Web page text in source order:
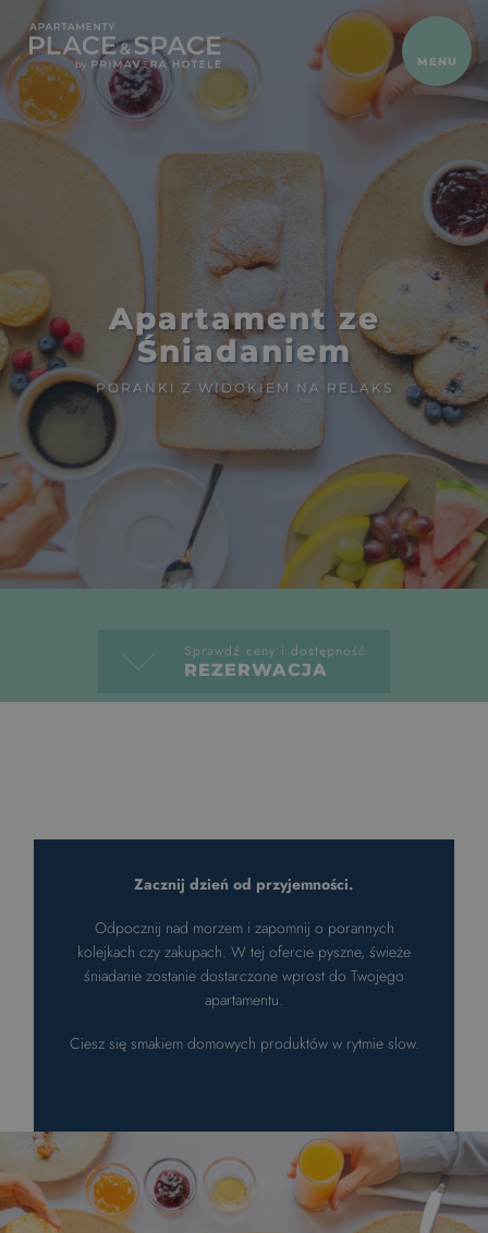
MENU
HOME
ZAMKNIJ
Apartamenty
Oferty
Atrakcje
Dla właścicieli
Galeria
Kontakt
Blog
Faq
APARTAMENT 4-OSOBOWY
Apartament ze
Śniadaniem
PORANKI Z WIDOKIEM NA RELAKS
Sprawdź ceny i dostępność
REZERWACJA
Zacznij dzień od przyjemności.
Odpocznij nad morzem i zapomnij o porannych
kolejkach czy zakupach. W tej ofercie pyszne, świeże
śniadanie zostanie dostarczone wprost do Twojego
apartamentu.
Ciesz się smakiem domowych produktów w rytmie slow.